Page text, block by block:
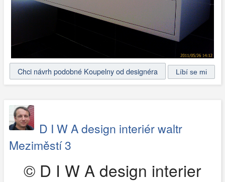
Chci návrh podobné Koupelny od designéra
D I W A design interiér waltr
Meziměstí 3
© D I W A design interier